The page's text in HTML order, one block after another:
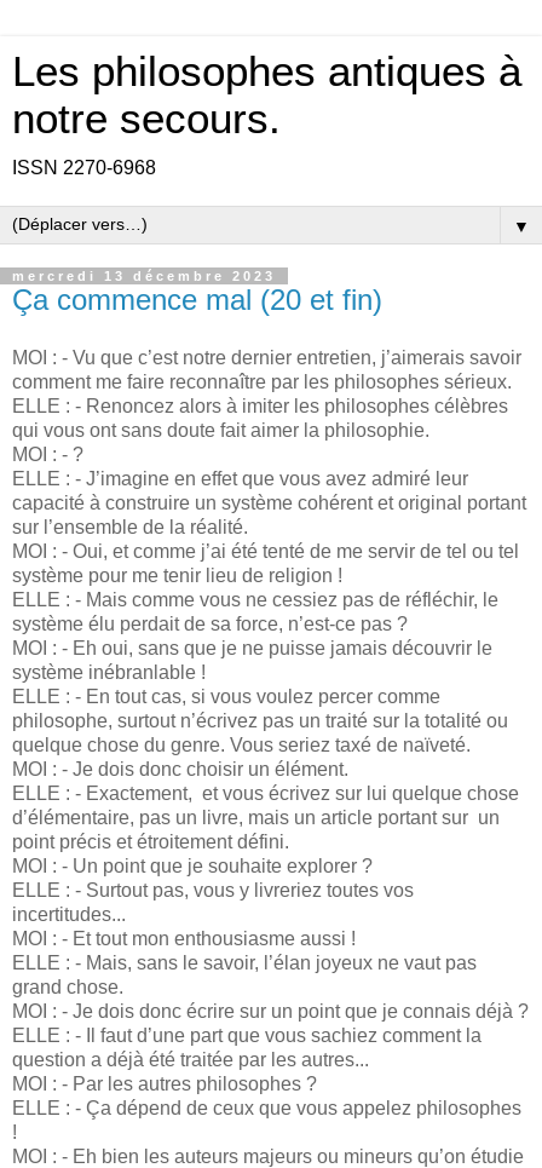
Les philosophes antiques à
notre secours.
ISSN 2270-6968
▼
mercredi 13 décembre 2023
Ça commence mal (20 et fin)
MOI : - Vu que c’est notre dernier entretien, j’aimerais savoir
comment me faire reconnaître par les philosophes sérieux.
ELLE : - Renoncez alors à imiter les philosophes célèbres
qui vous ont sans doute fait aimer la philosophie.
MOI : - ?
ELLE : - J’imagine en effet que vous avez admiré leur
capacité à construire un système cohérent et original portant
sur l’ensemble de la réalité.
MOI : - Oui, et comme j’ai été tenté de me servir de tel ou tel
système pour me tenir lieu de religion !
ELLE : - Mais comme vous ne cessiez pas de réfléchir, le
système élu perdait de sa force, n’est-ce pas ?
MOI : - Eh oui, sans que je ne puisse jamais découvrir le
système inébranlable !
ELLE : - En tout cas, si vous voulez percer comme
philosophe, surtout n’écrivez pas un traité sur la totalité ou
quelque chose du genre. Vous seriez taxé de naïveté.
MOI : - Je dois donc choisir un élément.
ELLE : - Exactement, et vous écrivez sur lui quelque chose
d’élémentaire, pas un livre, mais un article portant sur un
point précis et étroitement défini.
MOI : - Un point que je souhaite explorer ?
ELLE : - Surtout pas, vous y livreriez toutes vos
incertitudes...
MOI : - Et tout mon enthousiasme aussi !
ELLE : - Mais, sans le savoir, l’élan joyeux ne vaut pas
grand chose.
MOI : - Je dois donc écrire sur un point que je connais déjà ?
ELLE : - Il faut d’une part que vous sachiez comment la
question a déjà été traitée par les autres...
MOI : - Par les autres philosophes ?
ELLE : - Ça dépend de ceux que vous appelez philosophes
!
MOI : - Eh bien les auteurs majeurs ou mineurs qu’on étudie